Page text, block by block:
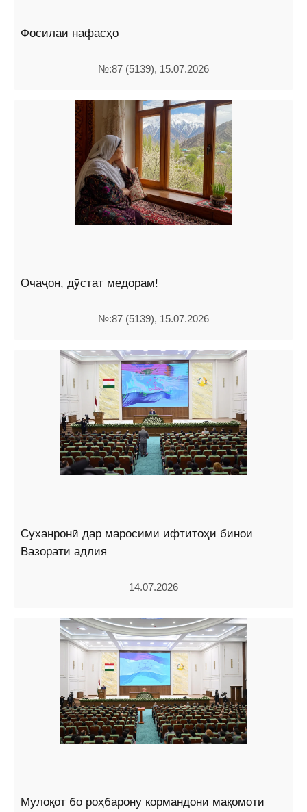
Фосилаи нафасҳо
№:87 (5139), 15.07.2026
Очаҷон, дӯстат медорам!
№:87 (5139), 15.07.2026
Суханронӣ дар маросими ифтитоҳи бинои
Вазорати адлия
14.07.2026
Мулоқот бо роҳбарону кормандони мақомоти